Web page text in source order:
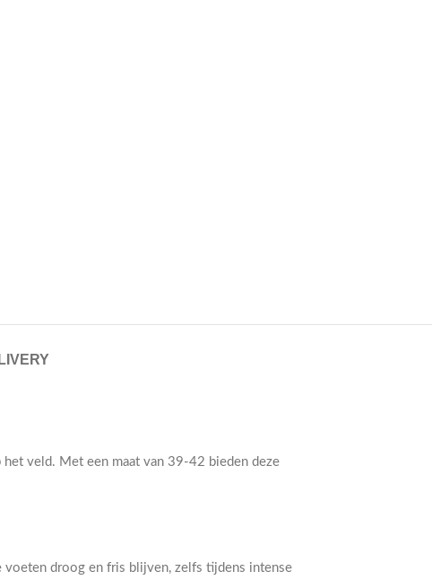
veld. Met een maat van 39-42 bieden deze
voeten droog en fris blijven, zelfs tijdens intense